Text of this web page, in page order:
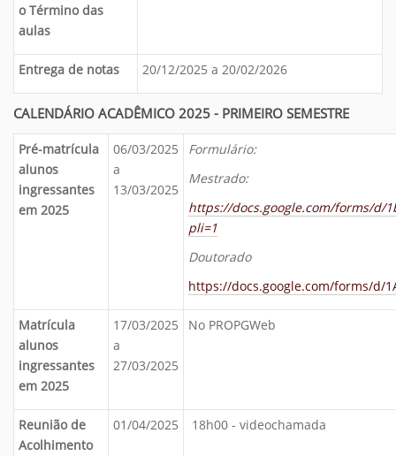
o Término das
aulas
Entrega de notas 20/12/2025 a 20/02/2026
CALENDÁRIO ACADÊMICO 2025 - PRIMEIRO SEMESTRE
Pré-matrícula
alunos
ingressantes
em 2025
06/03/2025
a
13/03/2025
Formulário:
Mestrado:
https://docs.google.com/forms/d/
pli=1
Doutorado
https://docs.google.com/forms/d/
Matrícula
alunos
ingressantes
em 2025
17/03/2025
a
27/03/2025
No PROPGWeb
Reunião de
Acolhimento
01/04/2025 18h00 - videochamada